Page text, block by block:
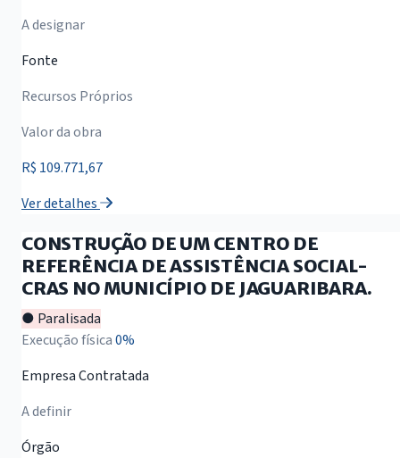
A designar
Fonte
Recursos Próprios
Valor da obra
R$ 109.771,67
Ver detalhes
CONSTRUÇÃO DE UM CENTRO DE
REFERÊNCIA DE ASSISTÊNCIA SOCIAL-
CRAS NO MUNICÍPIO DE JAGUARIBARA.
● Paralisada
Execução física0%
Empresa Contratada
A definir
Órgão